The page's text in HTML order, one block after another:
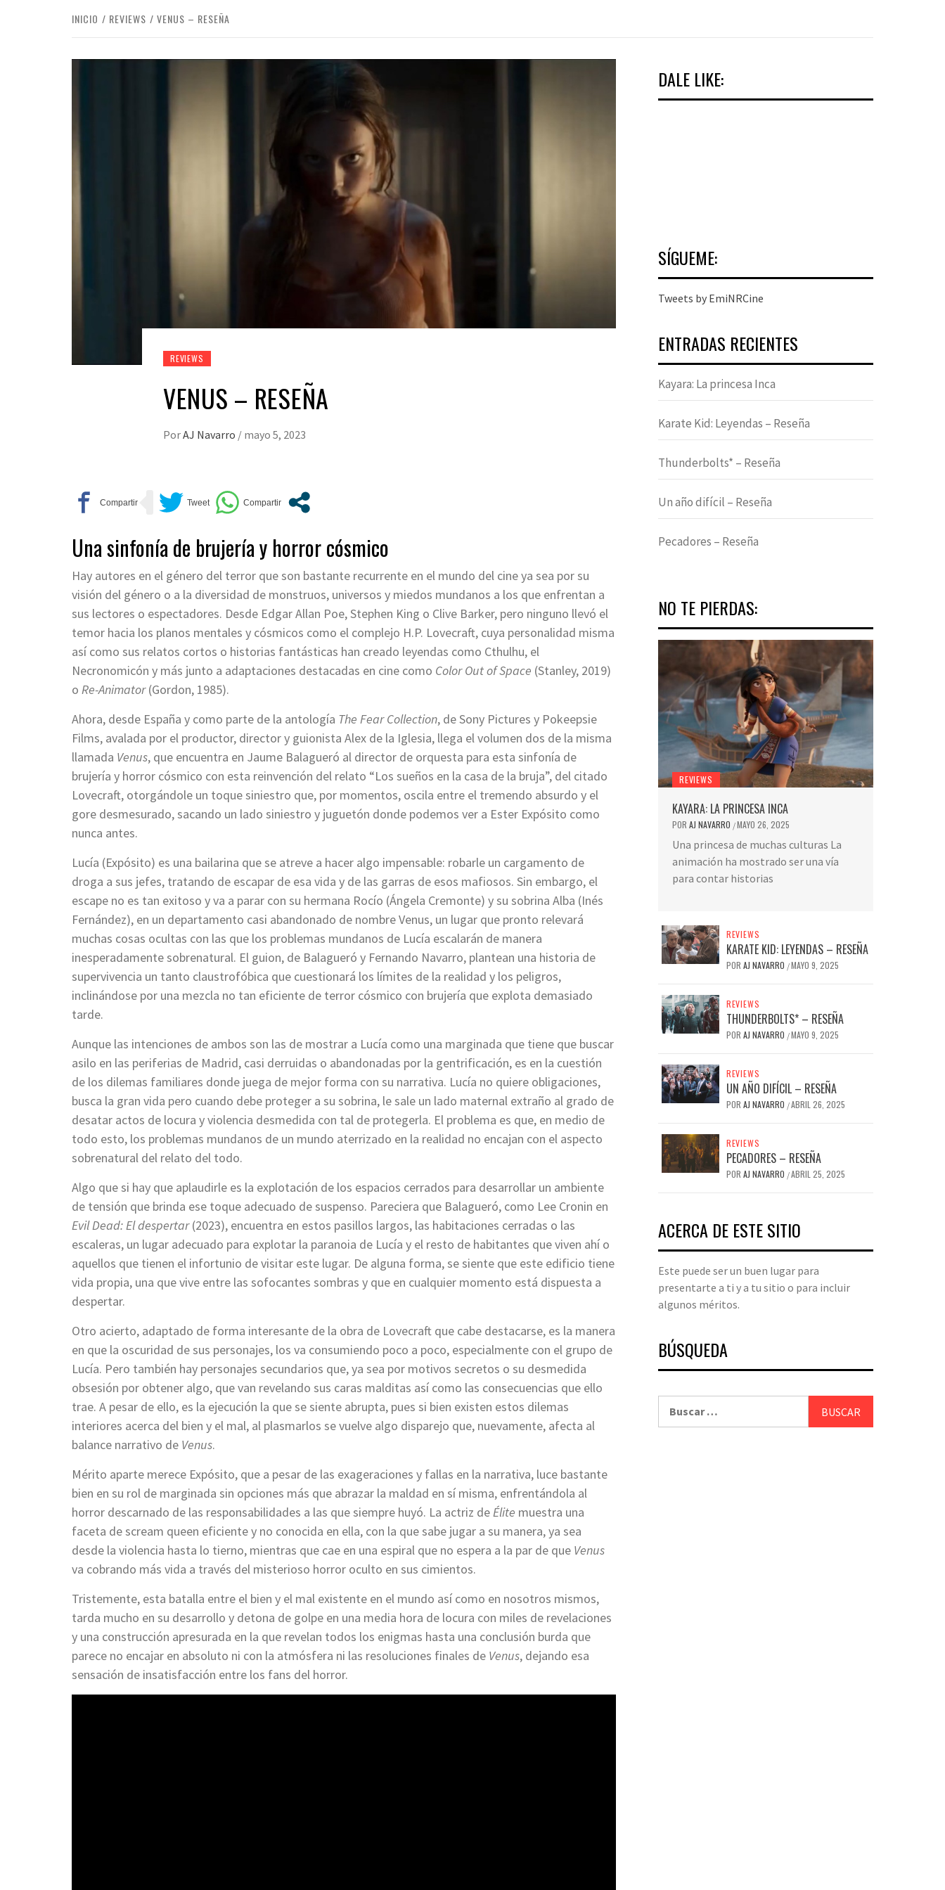
INICIO REVIEWS VENUS – RESEÑA
REVIEWS
VENUS – RESEÑA
PorAJ Navarro / mayo 5, 2023
Una sinfonía de brujería y horror cósmico
Hay autores en el género del terror que son bastante recurrente en el mundo del cine ya sea por su
visión del género o a la diversidad de monstruos, universos y miedos mundanos a los que enfrentan a
sus lectores o espectadores. Desde Edgar Allan Poe, Stephen King o Clive Barker, pero ninguno llevó el
temor hacia los planos mentales y cósmicos como el complejo H.P. Lovecraft, cuya personalidad misma
así como sus relatos cortos o historias fantásticas han creado leyendas como Cthulhu, el
Necronomicón y más junto a adaptaciones destacadas en cine como Color Out of Space (Stanley, 2019)
o Re-Animator(Gordon, 1985).
Ahora, desde España y como parte de la antología The Fear Collection, de Sony Pictures y Pokeepsie
Films, avalada por el productor, director y guionista Alex de la Iglesia, llega el volumen dos de la misma
llamada Venus, que encuentra en Jaume Balagueró al director de orquesta para esta sinfonía de
brujería y horror cósmico con esta reinvención del relato “Los sueños en la casa de la bruja”, del citado
Lovecraft, otorgándole un toque siniestro que, por momentos, oscila entre el tremendo absurdo y el
gore desmesurado, sacando un lado siniestro y juguetón donde podemos ver a Ester Expósito como
nunca antes.
Lucía (Expósito) es una bailarina que se atreve a hacer algo impensable: robarle un cargamento de
droga a sus jefes, tratando de escapar de esa vida y de las garras de esos mafiosos. Sin embargo, el
escape no es tan exitoso y va a parar con su hermana Rocío (Ángela Cremonte) y su sobrina Alba (Inés
Fernández), en un departamento casi abandonado de nombre Venus, un lugar que pronto relevará
muchas cosas ocultas con las que los problemas mundanos de Lucía escalarán de manera
inesperadamente sobrenatural. El guion, de Balagueró y Fernando Navarro, plantean una historia de
supervivencia un tanto claustrofóbica que cuestionará los límites de la realidad y los peligros,
inclinándose por una mezcla no tan eficiente de terror cósmico con brujería que explota demasiado
tarde.
Aunque las intenciones de ambos son las de mostrar a Lucía como una marginada que tiene que buscar
asilo en las periferias de Madrid, casi derruidas o abandonadas por la gentrificación, es en la cuestión
de los dilemas familiares donde juega de mejor forma con su narrativa. Lucía no quiere obligaciones,
busca la gran vida pero cuando debe proteger a su sobrina, le sale un lado maternal extraño al grado de
desatar actos de locura y violencia desmedida con tal de protegerla. El problema es que, en medio de
todo esto, los problemas mundanos de un mundo aterrizado en la realidad no encajan con el aspecto
sobrenatural del relato del todo.
Algo que si hay que aplaudirle es la explotación de los espacios cerrados para desarrollar un ambiente
de tensión que brinda ese toque adecuado de suspenso. Pareciera que Balagueró, como Lee Cronin en
Evil Dead: El despertar(2023), encuentra en estos pasillos largos, las habitaciones cerradas o las
escaleras, un lugar adecuado para explotar la paranoia de Lucía y el resto de habitantes que viven ahí o
aquellos que tienen el infortunio de visitar este lugar. De alguna forma, se siente que este edificio tiene
vida propia, una que vive entre las sofocantes sombras y que en cualquier momento está dispuesta a
despertar.
Otro acierto, adaptado de forma interesante de la obra de Lovecraft que cabe destacarse, es la manera
en que la oscuridad de sus personajes, los va consumiendo poco a poco, especialmente con el grupo de
Lucía. Pero también hay personajes secundarios que, ya sea por motivos secretos o su desmedida
obsesión por obtener algo, que van revelando sus caras malditas así como las consecuencias que ello
trae. A pesar de ello, es la ejecución la que se siente abrupta, pues si bien existen estos dilemas
interiores acerca del bien y el mal, al plasmarlos se vuelve algo disparejo que, nuevamente, afecta al
balance narrativo de Venus.
Mérito aparte merece Expósito, que a pesar de las exageraciones y fallas en la narrativa, luce bastante
bien en su rol de marginada sin opciones más que abrazar la maldad en sí misma, enfrentándola al
horror descarnado de las responsabilidades a las que siempre huyó. La actriz deÉlite muestra una
faceta de scream queen eficiente y no conocida en ella, con la que sabe jugar a su manera, ya sea
desde la violencia hasta lo tierno, mientras que cae en una espiral que no espera a la par de que Venus
va cobrando más vida a través del misterioso horror oculto en sus cimientos.
Tristemente, esta batalla entre el bien y el mal existente en el mundo así como en nosotros mismos,
tarda mucho en su desarrollo y detona de golpe en una media hora de locura con miles de revelaciones
y una construcción apresurada en la que revelan todos los enigmas hasta una conclusión burda que
parece no encajar en absoluto ni con la atmósfera ni las resoluciones finales de Venus, dejando esa
sensación de insatisfacción entre los fans del horror.
DALE LIKE:
SÍGUEME:
Tweets by EmiNRCine
ENTRADAS RECIENTES
Kayara: La princesa Inca
Karate Kid: Leyendas – Reseña
Thunderbolts* – Reseña
Un año difícil – Reseña
Pecadores – Reseña
NO TE PIERDAS:
REVIEWS
KAYARA: LA PRINCESA INCA
POR AJ NAVARRO /MAYO 26, 2025
Una princesa de muchas culturas La
animación ha mostrado ser una vía
para contar historias
REVIEWS
KARATE KID: LEYENDAS – RESEÑA
POR AJ NAVARRO /MAYO 9, 2025
REVIEWS
THUNDERBOLTS* – RESEÑA
POR AJ NAVARRO /MAYO 9, 2025
REVIEWS
UN AÑO DIFÍCIL – RESEÑA
POR AJ NAVARRO /ABRIL 26, 2025
REVIEWS
PECADORES – RESEÑA
POR AJ NAVARRO /ABRIL 25, 2025
ACERCA DE ESTE SITIO
Este puede ser un buen lugar para
presentarte a ti y a tu sitio o para incluir
algunos méritos.
BÚSQUEDA